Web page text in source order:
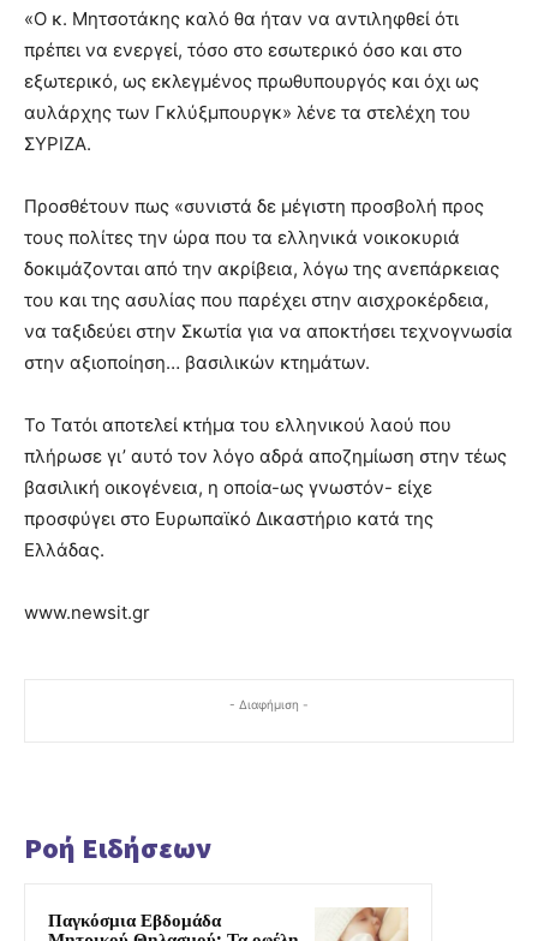
«Ο κ. Μητσοτάκης καλό θα ήταν να αντιληφθεί ότι
πρέπει να ενεργεί, τόσο στο εσωτερικό όσο και στο
εξωτερικό, ως εκλεγμένος πρωθυπουργός και όχι ως
αυλάρχης των Γκλύξμπουργκ» λένε τα στελέχη του
ΣΥΡΙΖΑ.
Προσθέτουν πως «συνιστά δε μέγιστη προσβολή προς
τους πολίτες την ώρα που τα ελληνικά νοικοκυριά
δοκιμάζονται από την ακρίβεια, λόγω της ανεπάρκειας
του και της ασυλίας που παρέχει στην αισχροκέρδεια,
να ταξιδεύει στην Σκωτία για να αποκτήσει τεχνογνωσία
στην αξιοποίηση… βασιλικών κτημάτων.
Το Τατόι αποτελεί κτήμα του ελληνικού λαού που
πλήρωσε γι’ αυτό τον λόγο αδρά αποζημίωση στην τέως
βασιλική οικογένεια, η οποία-ως γνωστόν- είχε
προσφύγει στο Ευρωπαϊκό Δικαστήριο κατά της
Ελλάδας.
www.newsit.gr
- Διαφήμιση -
Ροή Ειδήσεων
Παγκόσμια Εβδομάδα